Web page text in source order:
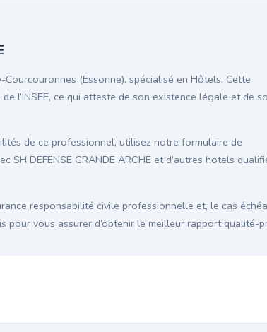
Courcouronnes (Essonne), spécialisé en Hôtels. Cette
l’INSEE, ce qui atteste de son existence légale et de
de ce professionnel, utilisez notre formulaire de
DEFENSE GRANDE ARCHE et d’autres hotels
responsabilité civile professionnelle et, le cas
pour vous assurer d’obtenir le meilleur rapport qualité-